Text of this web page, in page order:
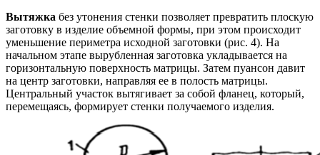
Вытяжка без утонения стенки позволяет превратить плоскую
заготовку в изделие объемной формы, при этом происходит
уменьшение периметра исходной заготовки (рис. 4). На
начальном этапе вырубленная заготовка укладывается на
горизонтальную поверхность матрицы. Затем пуансон давит
на центр заготовки, направляя ее в полость матрицы.
Центральный участок вытягивает за собой фланец, который,
перемещаясь, формирует стенки получаемого изделия.